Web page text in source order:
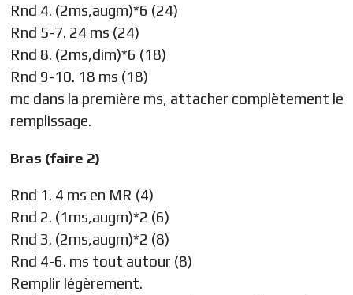
Rnd 4. (2ms,augm)*6 (24)
Rnd 5-7. 24 ms (24)
Rnd 8. (2ms,dim)*6 (18)
Rnd 9-10. 18 ms (18)
mc dans la première ms, attacher complètement le
remplissage.
Bras (faire 2)
Rnd 1. 4 ms en MR (4)
Rnd 2. (1ms,augm)*2 (6)
Rnd 3. (2ms,augm)*2 (8)
Rnd 4-6. ms tout autour (8)
Remplir légèrement.